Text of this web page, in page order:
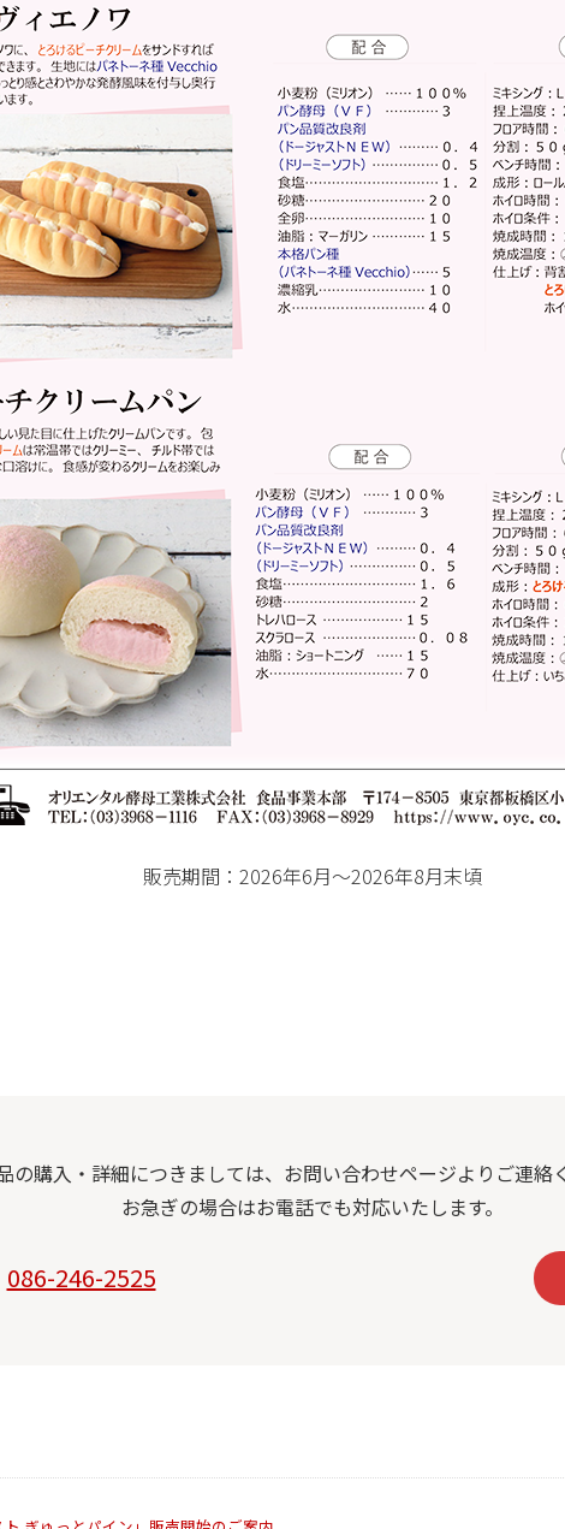
販売期間：2026年6月～2026年8月末頃
の購入・詳細につきましては、お問い合わせページよりご連絡
お急ぎの場合はお電話でも対応いたします。
086-246-2525